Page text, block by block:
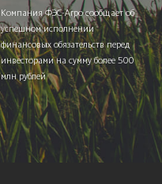
Компания ФЭС-Агро сообщает об
успешном исполнении
финансовых обязательств перед
инвесторами на сумму более 500
млн рублей